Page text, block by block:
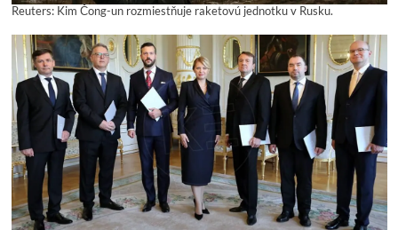
Reuters: Kim Čong-un rozmiestňuje raketovú jednotku v Rusku.